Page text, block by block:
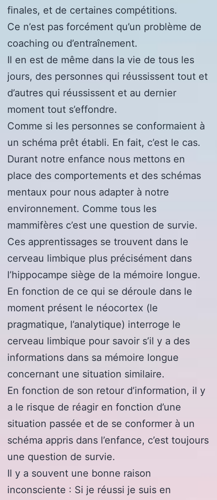
finales, et de certaines compétitions.
Ce n’est pas forcément qu’un problème de
coaching ou d’entraînement.
Il en est de même dans la vie de tous les
jours, des personnes qui réussissent tout et
d’autres qui réussissent et au dernier
moment tout s’effondre.
Comme si les personnes se conformaient à
un schéma prêt établi. En fait, c’est le cas.
Durant notre enfance nous mettons en
place des comportements et des schémas
mentaux pour nous adapter à notre
environnement. Comme tous les
mammifères c’est une question de survie.
Ces apprentissages se trouvent dans le
cerveau limbique plus précisément dans
l’hippocampe siège de la mémoire longue.
En fonction de ce qui se déroule dans le
moment présent le néocortex (le
pragmatique, l’analytique) interroge le
cerveau limbique pour savoir s’il y a des
informations dans sa mémoire longue
concernant une situation similaire.
En fonction de son retour d’information, il y
a le risque de réagir en fonction d’une
situation passée et de se conformer à un
schéma appris dans l’enfance, c’est toujours
une question de survie.
Il y a souvent une bonne raison
inconsciente : Si je réussi je suis en